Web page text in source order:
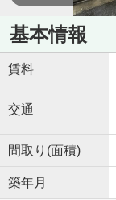
基本情報
賃料
交通
間取り(面積)
築年月